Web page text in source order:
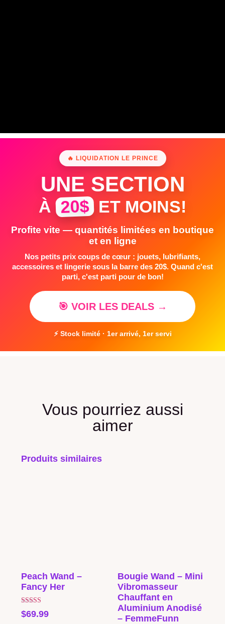
🔥 LIQUIDATION LE PRINCE
UNE SECTION
À 20$ ET MOINS!
Profite vite — quantités limitées en boutique
et en ligne
Nos petits prix coups de cœur : jouets, lubrifiants,
accessoires et lingerie sous la barre des 20$. Quand c'est
parti, c'est parti pour de bon!
🎯 VOIR LES DEALS →
⚡ Stock limité · 1er arrivé, 1er servi
Vous pourriez aussi
aimer
Produits similaires
Peach Wand –
Fancy Her
Note
5.00
$69.99
Bougie Wand – Mini
Vibromasseur
Chauffant en
Aluminium Anodisé
– FemmeFunn